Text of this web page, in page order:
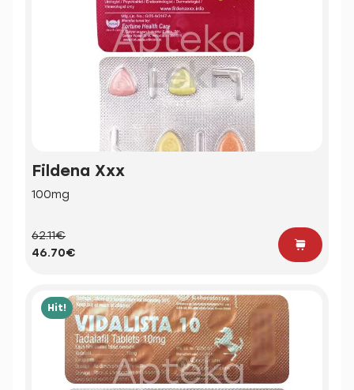
Fildena Xxx
100mg
62.11€
46.70€
Hit!